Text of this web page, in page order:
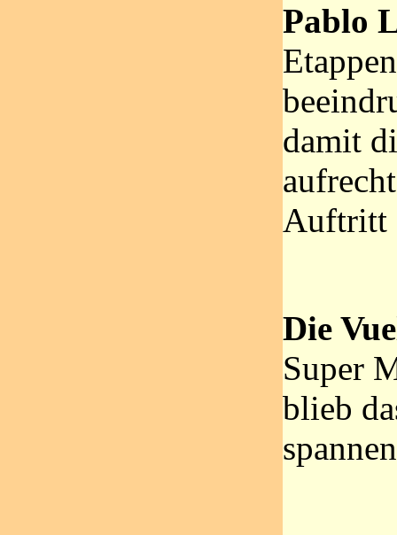
Pablo
damit
Auftritt
Die
Super
blieb